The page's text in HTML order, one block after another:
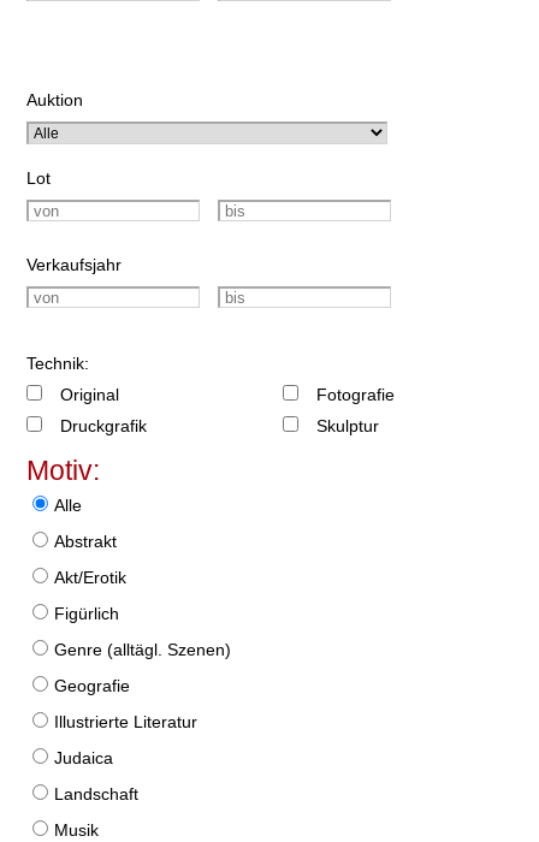
Auktion
Lot
Verkaufsjahr
Technik:
Original
Druckgrafik
Fotografie
Skulptur
Motiv:
Alle
Abstrakt
Akt/Erotik
Figürlich
Genre (alltägl. Szenen)
Geografie
Illustrierte Literatur
Judaica
Landschaft
Musik